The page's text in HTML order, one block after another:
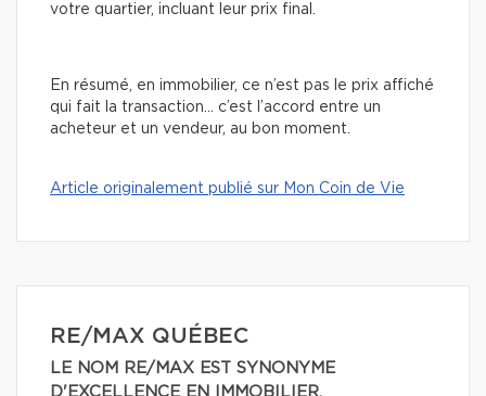
votre quartier, incluant leur prix final.
En résumé, en immobilier, ce n’est pas le prix affiché
qui fait la transaction… c’est l’accord entre un
acheteur et un vendeur, au bon moment.
Article originalement publié sur Mon Coin de Vie
RE/MAX QUÉBEC
LE NOM RE/MAX EST SYNONYME
D'EXCELLENCE EN IMMOBILIER.